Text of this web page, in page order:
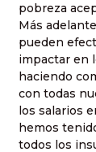
pobreza
Más
pueden
impactar en
haciendo
con todas
los salarios
hemos
todos los